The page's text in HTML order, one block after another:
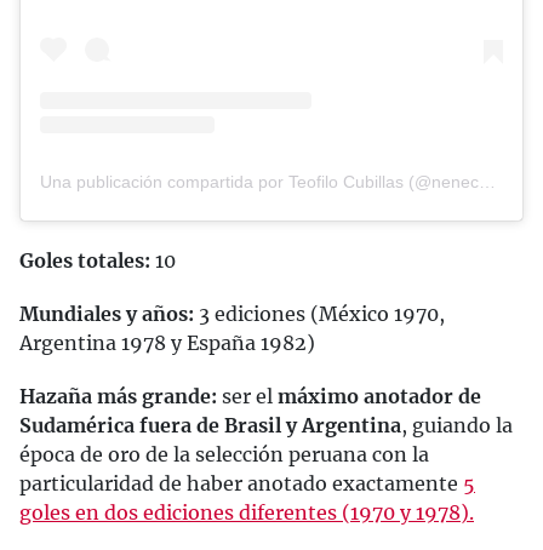
Goles totales: 10
Mundiales y años: 3 ediciones (México 1970,
Argentina 1978 y España 1982)
Hazaña más grande: ser el máximo anotador de
Sudamérica fuera de Brasil y Argentina, guiando la
época de oro de la selección peruana con la
particularidad de haber anotado exactamente 5
goles en dos ediciones diferentes (1970 y 1978).